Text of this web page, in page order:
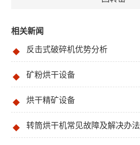
相关新闻
反击式破碎机优势分析
矿粉烘干设备
烘干精矿设备
转筒烘干机常见故障及解决办法